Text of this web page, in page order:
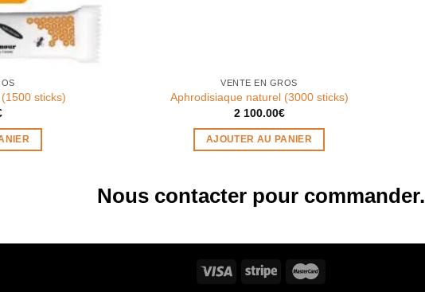
sticks)
VENTE EN GROS
Aphrodisiaque naturel (3000 sticks)
2 100.00€
AJOUTER AU PANIER
Nous contacter pour commander.